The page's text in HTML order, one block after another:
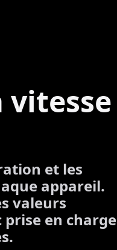
et les
appareil.
valeurs
en charge